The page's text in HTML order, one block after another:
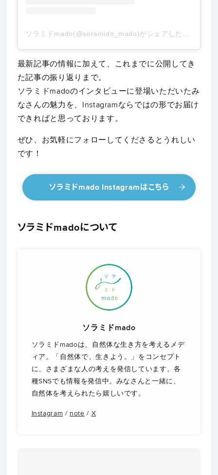
最新記事の情報に加えて、これまでに公開してき
た記事の振り返りまで。
ソラミドmadoのインタビューに登場いただいたみ
なさんの魅力を、Instagramならではの形でお届け
できればと思っております。
ぜひ、お気軽にフォローしてくださるとうれしい
です！
ソラミドmado Instagramはこちら
ソラミドmadoについて
ソラミドmado
ソラミドmadoは、自然体な生き方を考えるメデ
ィア。「自然体で、生きよう。」をコンセプト
に、さまざまな人の考えを発信しています。各
種SNSでも情報を発信中。みなさんと一緒に、
自然体を考えられたら嬉しいです。
Instagram / note / X